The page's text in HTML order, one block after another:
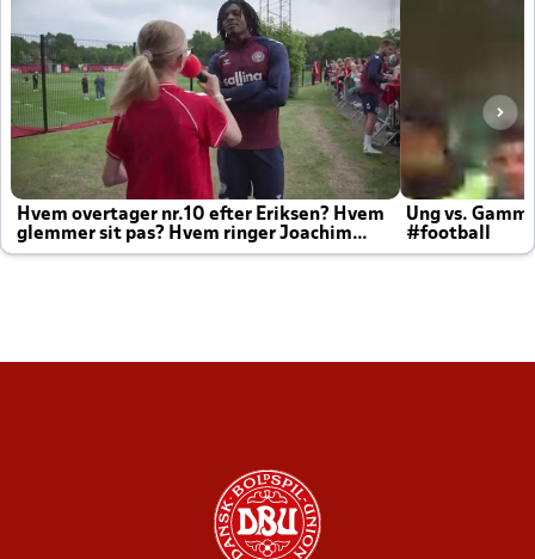
Hvem overtager nr.10 efter Eriksen? Hvem
glemmer sit pas? Hvem ringer Joachim
altid til efter kampe?
Ung vs.
#football